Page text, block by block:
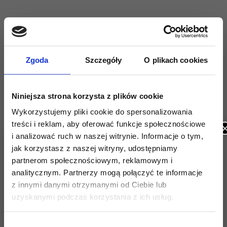
Zgoda Szczegóły O plikach cookies
Niniejsza strona korzysta z plików cookie
Wykorzystujemy pliki cookie do spersonalizowania
treści i reklam, aby oferować funkcje społecznościowe
i analizować ruch w naszej witrynie. Informacje o tym,
jak korzystasz z naszej witryny, udostępniamy
partnerom społecznościowym, reklamowym i
analitycznym. Partnerzy mogą połączyć te informacje
z innymi danymi otrzymanymi od Ciebie lub
uzyskanymi podczas korzystania z ich usług.
Nasz adres
ul. Handlowa 60
Telefon
22 150 38 10
Godziny pracy
Pn-pt 8:00-22:00
Sobota – 8:30-22:00
Niedziele i Święta – zapraszamy do naszej